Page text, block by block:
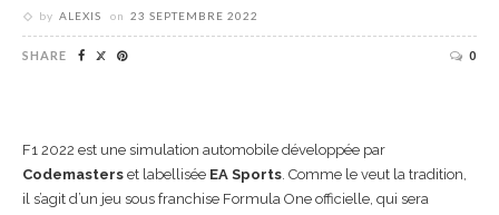
by ALEXIS on 23 SEPTEMBRE 2022
SHARE 0
F1 2022 est une simulation automobile développée par
Codemasters et labellisée EA Sports. Comme le veut la tradition,
il s’agit d’un jeu sous franchise Formula One officielle, qui sera